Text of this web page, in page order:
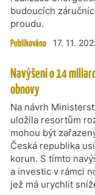
budoucích
proudu.
Publikováno 17. 11.
Navýšení o 14
obnovy
Na návrh
uložila resortům
mohou být
Česká republika
korun. S tímto
a investic v rámci
jež má urychlit